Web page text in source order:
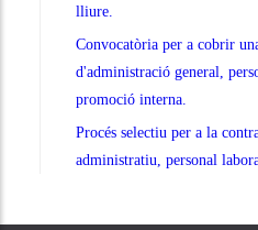
lliure.
Convocatòria per a cobrir
d'administració general,
promoció interna.
Procés selectiu per a la
administratiu, personal